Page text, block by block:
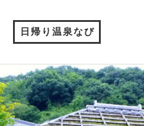
日帰り温泉なび